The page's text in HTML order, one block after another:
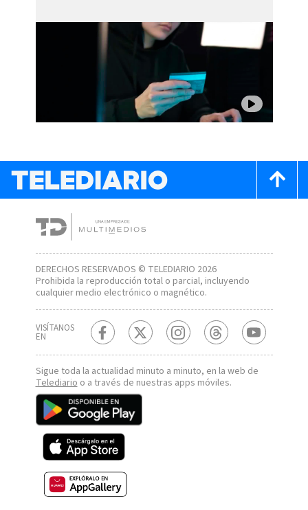
DERECHOS RESERVADOS © TELEDIARIO 2026
Prohibida la reproducción total o parcial, incluyendo
cualquier medio electrónico o magnético.
VISÍTANOS
EN
Sigue toda la actualidad minuto a minuto, en la web de
Telediarioo a través de nuestras apps móviles.